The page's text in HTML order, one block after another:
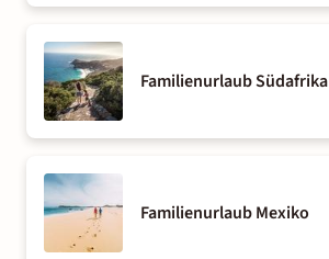
Familienurlaub Südafrika
Familienurlaub Mexiko